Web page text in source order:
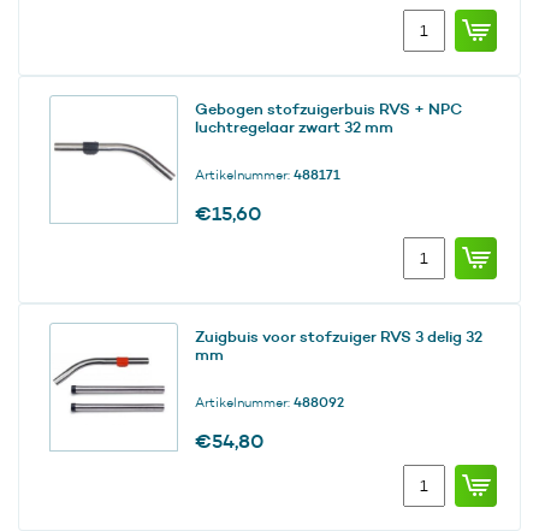
Zuigbuis
zwart
aantal
Gebogen stofzuigerbuis RVS + NPC
luchtregelaar zwart 32 mm
Artikelnummer: 488171
€15,60
Gebogen
stofzuigerbuis
NPC
Zuigbuis voor stofzuiger RVS 3 delig 32
mm
Artikelnummer: 488092
€54,80
Zuigbuis